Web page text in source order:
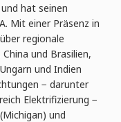
hat seinen
Mit einer Präsenz in
regionale
und Brasilien,
und Indien
− darunter
Elektrifizierung −
und